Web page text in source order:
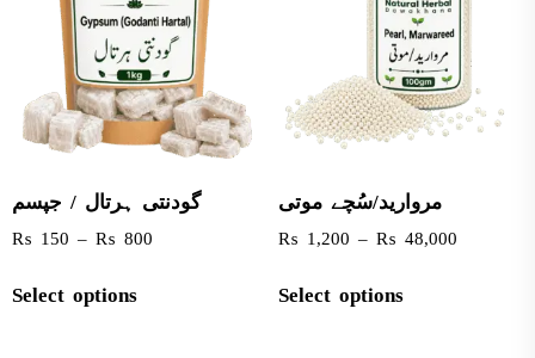
گودنتی ہرتال / جپسم
₨ 150 – ₨ 800
Select options
مروارید/سُچے موتی
₨ 1,200 – ₨ 48,000
Select options